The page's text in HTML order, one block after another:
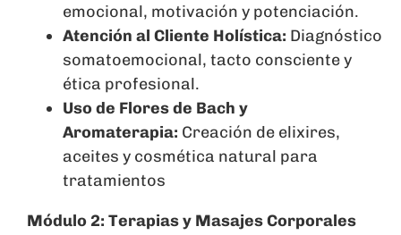
emocional, motivación y potenciación.
Atención al Cliente Holística: Diagnóstico
somatoemocional, tacto consciente y
ética profesional.
Uso de Flores de Bach y
Aromaterapia: Creación de elixires,
aceites y cosmética natural para
tratamientos
Módulo 2: Terapias y Masajes Corporales